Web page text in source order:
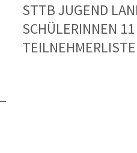
STTB JUGEND
SCHÜLERINNEN
TEILNEHMERLISTE